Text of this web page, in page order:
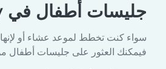
جليسات أطفال في Jazīrat Abū Z̧aby
سواء كنت تخطط لموعد عشاء أو
فيمكنك العثور على جليسات أطفال